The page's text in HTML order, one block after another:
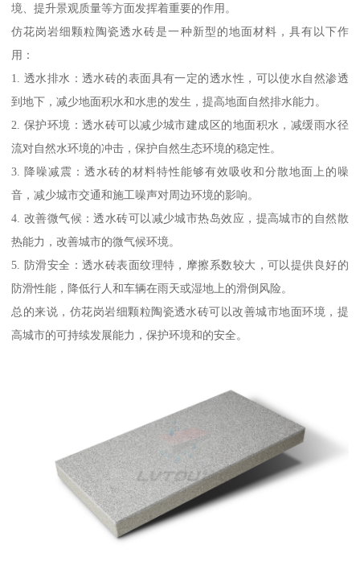
境、提升景观质量等方面发挥着重要的作用。
仿花岗岩细颗粒陶瓷透水砖是一种新型的地面材料，具有以下作
用：
1. 透水排水：透水砖的表面具有一定的透水性，可以使水自然渗透
到地下，减少地面积水和水患的发生，提高地面自然排水能力。
2. 保护环境：透水砖可以减少城市建成区的地面积水，减缓雨水径
流对自然水环境的冲击，保护自然生态环境的稳定性。
3. 降噪减震：透水砖的材料特性能够有效吸收和分散地面上的噪
音，减少城市交通和施工噪声对周边环境的影响。
4. 改善微气候：透水砖可以减少城市热岛效应，提高城市的自然散
热能力，改善城市的微气候环境。
5. 防滑安全：透水砖表面纹理特，摩擦系数较大，可以提供良好的
防滑性能，降低行人和车辆在雨天或湿地上的滑倒风险。
总的来说，仿花岗岩细颗粒陶瓷透水砖可以改善城市地面环境，提
高城市的可持续发展能力，保护环境和的安全。